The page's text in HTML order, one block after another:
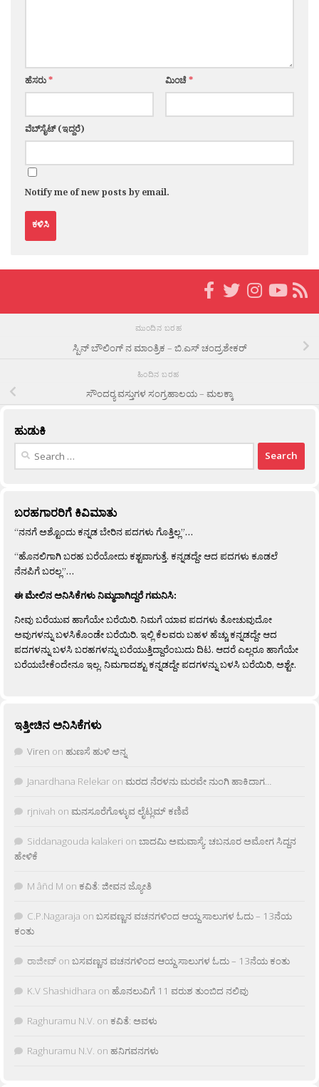
ಹೆಸರು* ಮಿಂಚೆ*
ವೆಬ್‌ಸೈಟ್ (ಇದ್ದರೆ)
Notify me of new posts by email.
ಮುಂದಿನ ಬರಹ
ಸ್ಪಿನ್ ಬೌಲಿಂಗ್ ನ ಮಾಂತ್ರಿಕ – ಬಿ.ಎಸ್ ಚಂದ್ರಶೇಕರ್
ಹಿಂದಿನ ಬರಹ
ಸೌಂದರ‍್ಯ ವಸ್ತುಗಳ ಸಂಗ್ರಹಾಲಯ – ಮಲಕ್ಕಾ
ಹುಡುಕಿ
Search
ಬರಹಗಾರರಿಗೆ ಕಿವಿಮಾತು
“ನನಗೆ ಅಶ್ಟೊಂದು ಕನ್ನಡ ಬೇರಿನ ಪದಗಳು ಗೊತ್ತಿಲ್ಲ”…
“ಹೊನಲಿಗಾಗಿ ಬರಹ ಬರೆಯೋದು ಕಶ್ಟವಾಗುತ್ತೆ. ಕನ್ನಡದ್ದೇ ಆದ ಪದಗಳು ಕೂಡಲೆ
ನೆನಪಿಗೆ ಬರಲ್ಲ”…
ಈ ಮೇಲಿನ ಅನಿಸಿಕೆಗಳು ನಿಮ್ಮದಾಗಿದ್ದರೆ ಗಮನಿಸಿ:
ನೀವು ಬರೆಯುವ ಹಾಗೆಯೇ ಬರೆಯಿರಿ. ನಿಮಗೆ ಯಾವ ಪದಗಳು ತೋಚುವುದೋ
ಅವುಗಳನ್ನು ಬಳಸಿಕೊಂಡೇ ಬರೆಯಿರಿ. ಇಲ್ಲಿ ಕೆಲವರು ಬಹಳ ಹೆಚ್ಚು ಕನ್ನಡದ್ದೇ ಆದ
ಪದಗಳನ್ನು ಬಳಸಿ ಬರಹಗಳನ್ನು ಬರೆಯುತ್ತಿದ್ದಾರೆಂಬುದು ದಿಟ. ಆದರೆ ಎಲ್ಲರೂ ಹಾಗೆಯೇ
ಬರೆಯಬೇಕೆಂದೇನೂ ಇಲ್ಲ. ನಿಮಗಾದಶ್ಟು ಕನ್ನಡದ್ದೇ ಪದಗಳನ್ನು ಬಳಸಿ ಬರೆಯಿರಿ, ಅಶ್ಟೇ.
ಇತ್ತೀಚಿನ ಅನಿಸಿಕೆಗಳು
Viren on ಹುಣಸೆ ಹುಳಿ ಅನ್ನ
Janardhana Relekar on ಮರದ ನೆರಳನು ಮರವೇ ನುಂಗಿ ಹಾಕಿದಾಗ…
rjnivah on ಮನಸೂರೆಗೊಳ್ಳುವ ಲೈಟ್ಲಮ್ ಕಣಿವೆ
Siddanagouda kalakeri on ಬಾದಮಿ ಅಮವಾಸ್ಯೆ: ಚಬನೂರ ಅಮೋಗ ಸಿದ್ದನ
ಹೇಳಿಕೆ
M âñd M on ಕವಿತೆ: ಜೀವನ ಜ್ಯೋತಿ
C.P.Nagaraja on ಬಸವಣ್ಣನ ವಚನಗಳಿಂದ ಆಯ್ದ ಸಾಲುಗಳ ಓದು – 13ನೆಯ
ಕಂತು
ರಾಜೀವ್ on ಬಸವಣ್ಣನ ವಚನಗಳಿಂದ ಆಯ್ದ ಸಾಲುಗಳ ಓದು – 13ನೆಯ ಕಂತು
K.V Shashidhara on ಹೊನಲುವಿಗೆ 11 ವರುಶ ತುಂಬಿದ ನಲಿವು
Raghuramu N.V. on ಕವಿತೆ: ಅವಳು
Raghuramu N.V. on ಹನಿಗವನಗಳು